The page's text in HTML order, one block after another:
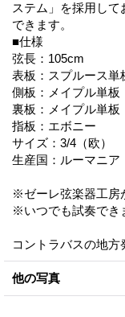
ステム」を採用し
できます。
■仕様
弦長：105cm
表板：スプルース単
側板：メイプル単板
裏板：メイプル単板
指板：エボニー
サイズ：3/4（欧）
生産国：ルーマニア
※ゼーレ弦楽器工房
※いつでも試奏でき
コントラバスの地方
他の写真